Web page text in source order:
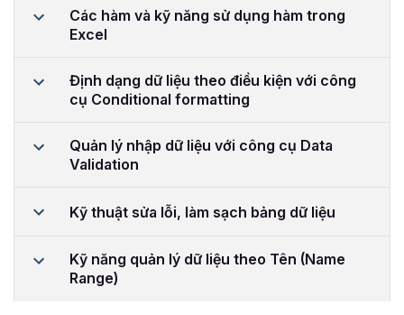
Các hàm và kỹ năng sử dụng hàm trong
Excel
Định dạng dữ liệu theo điều kiện với công
cụ Conditional formatting
Quản lý nhập dữ liệu với công cụ Data
Validation
Kỹ thuật sửa lỗi, làm sạch bảng dữ liệu
Kỹ năng quản lý dữ liệu theo Tên (Name
Range)